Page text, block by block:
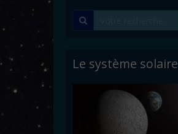
Le système solaire